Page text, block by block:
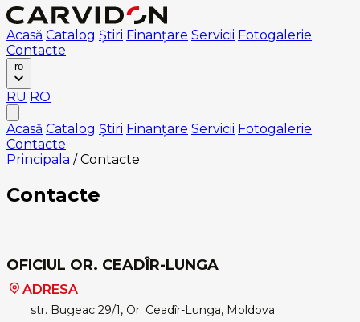
Acasă Catalog Știri Finanțare Servicii Fotogalerie
Contacte
ro
RU RO
Acasă Catalog Știri Finanțare Servicii Fotogalerie
Contacte
Principala / Contacte
Contacte
OFICIUL OR. CEADÎR-LUNGA
ADRESA
str. Bugeac 29/1, Or. Ceadîr-Lunga, Moldova